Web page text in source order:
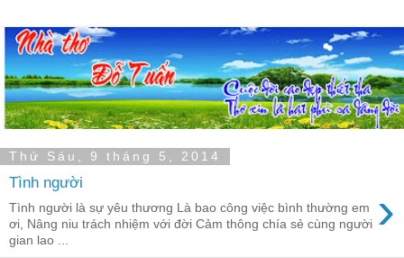
Thứ Sáu, 9 tháng 5, 2014
Tình người ›
Tình người là sự yêu thương Là bao công việc bình thường em
ơi, Nâng niu trách nhiệm với đời Cảm thông chía sẻ cùng người
gian lao ...